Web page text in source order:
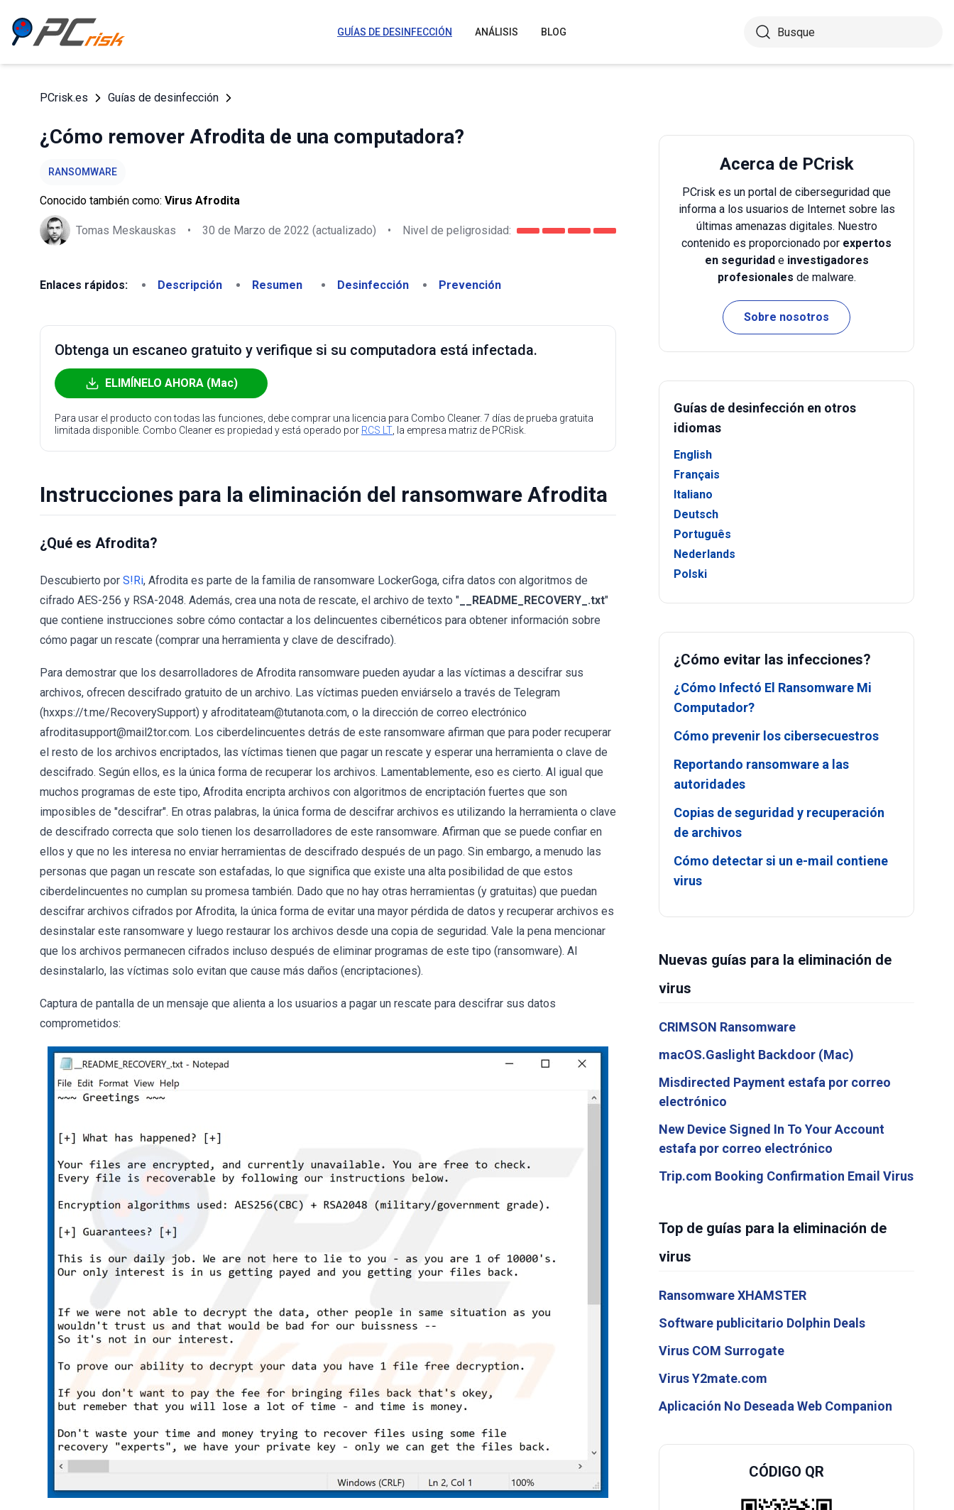
GUÍAS DE DESINFECCIÓN ANÁLISIS BLOG
PCrisk.es Guías de desinfección
¿Cómo remover Afrodita de una computadora?
RANSOMWARE
Conocido también como: Virus Afrodita
Tomas Meskauskas • 30 de Marzo de 2022 (actualizado) • Nivel de peligrosidad:
Enlaces rápidos: Descripción Resumen Desinfección Prevención
Obtenga un escaneo gratuito y verifique si su computadora está infectada.
ELIMÍNELO AHORA (Mac)
Para usar el producto con todas las funciones, debe comprar una licencia para Combo Cleaner. 7 días de prueba gratuita
limitada disponible. Combo Cleaner es propiedad y está operado por RCS LT , la empresa matriz de PCRisk.
Instrucciones para la eliminación del ransomware Afrodita
¿Qué es Afrodita?
Descubierto por S!Ri, Afrodita es parte de la familia de ransomware LockerGoga, cifra datos con algoritmos de
cifrado AES-256 y RSA-2048. Además, crea una nota de rescate, el archivo de texto " __README_RECOVERY_.txt"
que contiene instrucciones sobre cómo contactar a los delincuentes cibernéticos para obtener información sobre
cómo pagar un rescate (comprar una herramienta y clave de descifrado).
Para demostrar que los desarrolladores de Afrodita ransomware pueden ayudar a las víctimas a descifrar sus
archivos, ofrecen descifrado gratuito de un archivo. Las víctimas pueden enviárselo a través de Telegram
(hxxps://t.me/RecoverySupport) y afroditateam@tutanota.com, o la dirección de correo electrónico
afroditasupport@mail2tor.com. Los ciberdelincuentes detrás de este ransomware afirman que para poder recuperar
el resto de los archivos encriptados, las víctimas tienen que pagar un rescate y esperar una herramienta o clave de
descifrado. Según ellos, es la única forma de recuperar los archivos. Lamentablemente, eso es cierto. Al igual que
muchos programas de este tipo, Afrodita encripta archivos con algoritmos de encriptación fuertes que son
imposibles de "descifrar". En otras palabras, la única forma de descifrar archivos es utilizando la herramienta o clave
de descifrado correcta que solo tienen los desarrolladores de este ransomware. Afirman que se puede confiar en
ellos y que no les interesa no enviar herramientas de descifrado después de un pago. Sin embargo, a menudo las
personas que pagan un rescate son estafadas, lo que significa que existe una alta posibilidad de que estos
ciberdelincuentes no cumplan su promesa también. Dado que no hay otras herramientas (y gratuitas) que puedan
descifrar archivos cifrados por Afrodita, la única forma de evitar una mayor pérdida de datos y recuperar archivos es
desinstalar este ransomware y luego restaurar los archivos desde una copia de seguridad. Vale la pena mencionar
que los archivos permanecen cifrados incluso después de eliminar programas de este tipo (ransomware). Al
desinstalarlo, las víctimas solo evitan que cause más daños (encriptaciones).
Captura de pantalla de un mensaje que alienta a los usuarios a pagar un rescate para descifrar sus datos
comprometidos:
Acerca de PCrisk
PCrisk es un portal de ciberseguridad que
informa a los usuarios de Internet sobre las
últimas amenazas digitales. Nuestro
contenido es proporcionado por expertos
en seguridade investigadores
profesionales de malware.
Sobre nosotros
Guías de desinfección en otros
idiomas
English
Français
Italiano
Deutsch
Português
Nederlands
Polski
¿Cómo evitar las infecciones?
¿Cómo Infectó El Ransomware Mi
Computador?
Cómo prevenir los cibersecuestros
Reportando ransomware a las
autoridades
Copias de seguridad y recuperación
de archivos
Cómo detectar si un e-mail contiene
virus
Nuevas guías para la eliminación de
virus
CRIMSON Ransomware
macOS.Gaslight Backdoor (Mac)
Misdirected Payment estafa por correo
electrónico
New Device Signed In To Your Account
estafa por correo electrónico
Trip.com Booking Confirmation Email Virus
Top de guías para la eliminación de
virus
Ransomware XHAMSTER
Software publicitario Dolphin Deals
Virus COM Surrogate
Virus Y2mate.com
Aplicación No Deseada Web Companion
CÓDIGO QR